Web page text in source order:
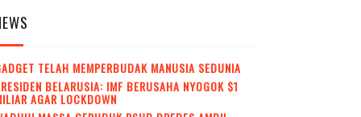
TELAH MEMPERBUDAK MANUSIA SEDUNIA
BELARUSIA: IMF BERUSAHA NYOGOK $1
AGAR LOCKDOWN